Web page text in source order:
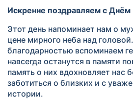
Искренне поздравляем с Днём
Этот день напоминает нам о
цене мирного неба над
благодарностью вспоминаем
навсегда останутся в памяти
память о них вдохновляет нас
заботиться о близких и с
истории.